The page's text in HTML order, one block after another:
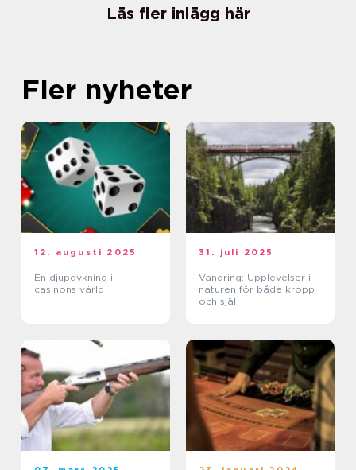
Läs fler inlägg här
Fler nyheter
12. augusti 2025
En djupdykning i
casinons värld
31. juli 2025
Vandring: Upplevelser i
naturen för både kropp
och själ